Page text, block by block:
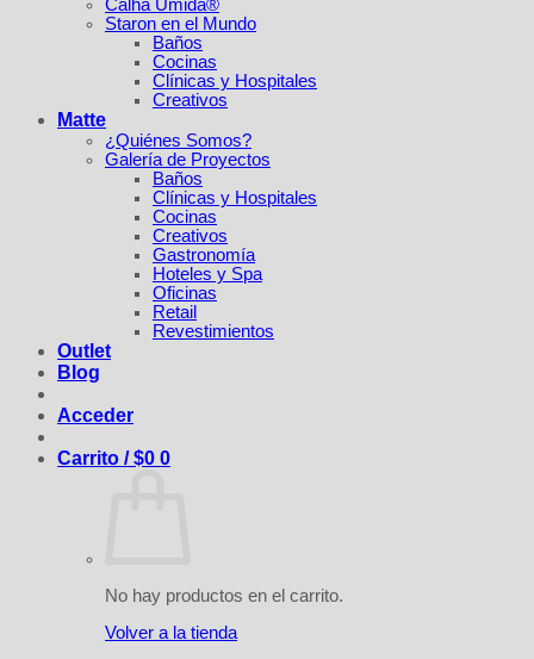
Calha Úmida®
Staron en el Mundo
Baños
Cocinas
Clínicas y Hospitales
Creativos
Matte
¿Quiénes Somos?
Galería de Proyectos
Baños
Clínicas y Hospitales
Cocinas
Creativos
Gastronomía
Hoteles y Spa
Oficinas
Retail
Revestimientos
Outlet
Blog
Acceder
Carrito /$0 0
No hay productos en el carrito.
Volver a la tienda